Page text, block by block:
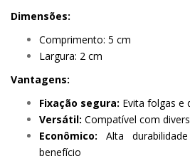
Dimensões:
Comprimento: 5 cm
Largura: 2 cm
Vantagens:
Fixação segura: Evita folgas e
Versátil: Compatível com
Econômico: Alta
benefício